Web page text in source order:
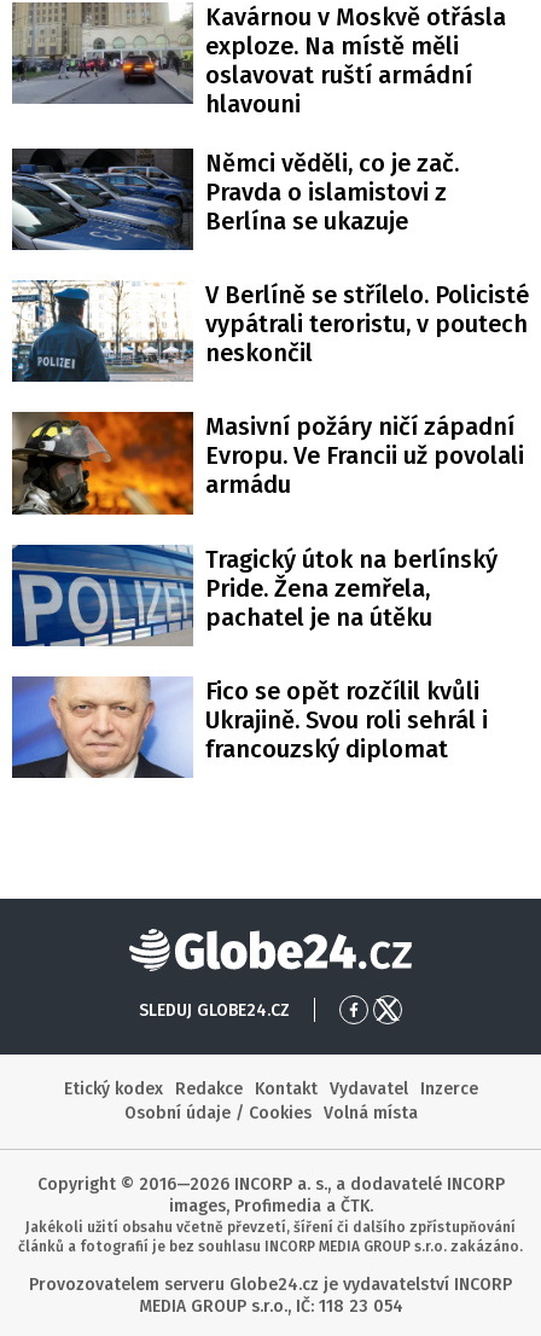
Kavárnou v Moskvě otřásla
exploze. Na místě měli
oslavovat ruští armádní
hlavouni
Němci věděli, co je zač.
Pravda o islamistovi z
Berlína se ukazuje
V Berlíně se střílelo. Policisté
vypátrali teroristu, v poutech
neskončil
Masivní požáry ničí západní
Evropu. Ve Francii už povolali
armádu
Tragický útok na berlínský
Pride. Žena zemřela,
pachatel je na útěku
Fico se opět rozčílil kvůli
Ukrajině. Svou roli sehrál i
francouzský diplomat
Globe24
SLEDUJ GLOBE24.CZ
Přejít
Facebook
Přejít
X
Etický kodex
Redakce Kontakt Vydavatel
Inzerce
Osobní údaje / Cookies
Volná místa
Copyright © 2016—2026 INCORP a. s., a dodavatelé INCORP
images, Profimedia a ČTK.
Jakékoli užití obsahu včetně převzetí, šíření či dalšího zpřístupňování
článků a fotografií je bez souhlasu INCORP MEDIA GROUP s.r.o. zakázáno.
Provozovatelem serveru Globe24.cz je vydavatelství INCORP
MEDIA GROUP s.r.o., IČ: 118 23 054